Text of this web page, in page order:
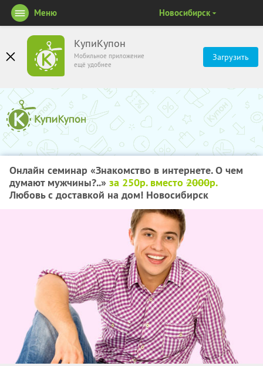
КупиКупон
Мобильное приложение
ещё удобнее
Загрузить
Меню Новосибирск
Онлайн семинар «Знакомство в интернете. О чем
думают мужчины?..» за 250р. вместо 2000р.
Любовь с доставкой на дом! Новосибирск